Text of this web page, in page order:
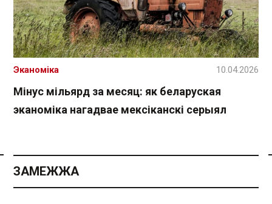
Спасылка без VPN
Мінус мільярд за месяц: як беларуская
эканоміка нагадвае мексіканскі серыял
Эканоміка 10.04.2026
ЗАМЕЖЖА